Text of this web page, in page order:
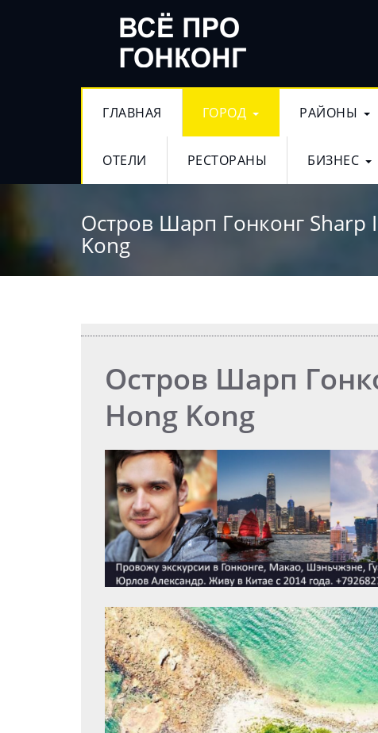
ГЛАВНАЯ ГОРОД РАЙОНЫ
ОТЕЛИ РЕСТОРАНЫ БИЗНЕС
Остров Шарп Гонконг Sharp
Kong
Остров Шарп
Hong Kong